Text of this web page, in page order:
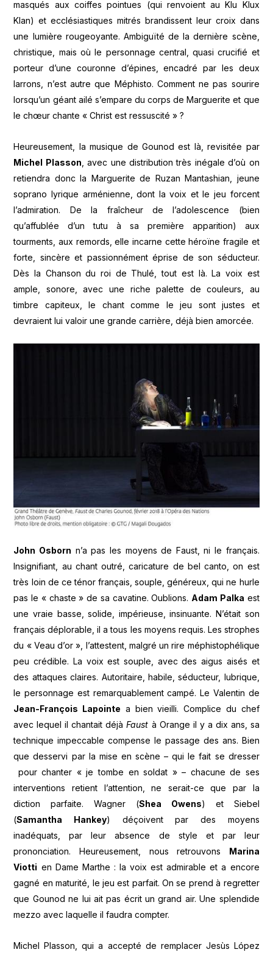
masqués aux coiffes pointues (qui renvoient au Klu Klux
Klan) et ecclésiastiques mitrés brandissent leur croix dans
une lumière rougeoyante. Ambiguïté de la dernière scène,
christique, mais où le personnage central, quasi crucifié et
porteur d’une couronne d’épines, encadré par les deux
larrons, n’est autre que Méphisto. Comment ne pas sourire
lorsqu’un géant ailé s’empare du corps de Marguerite et que
le chœur chante « Christ est ressuscité » ?
Heureusement, la musique de Gounod est là, revisitée par
Michel Plasson , avec une distribution très inégale d’où on
retiendra donc la Marguerite de Ruzan Mantashian, jeune
soprano lyrique arménienne, dont la voix et le jeu forcent
l’admiration. De la fraîcheur de l’adolescence (bien
qu’affublée d’un tutu à sa première apparition) aux
tourments, aux remords, elle incarne cette héroïne fragile et
forte, sincère et passionnément éprise de son séducteur.
Dès la Chanson du roi de Thulé, tout est là. La voix est
ample, sonore, avec une riche palette de couleurs, au
timbre capiteux, le chant comme le jeu sont justes et
devraient lui valoir une grande carrière, déjà bien amorcée.
John Osborn n’a pas les moyens de Faust, ni le français.
Insignifiant, au chant outré, caricature de bel canto, on est
très loin de ce ténor français, souple, généreux, qui ne hurle
pas le « chaste » de sa cavatine. Oublions. Adam Palka est
une vraie basse, solide, impérieuse, insinuante. N’était son
français déplorable, il a tous les moyens requis. Les strophes
du « Veau d’or », l’attestent, malgré un rire méphistophélique
peu crédible. La voix est souple, avec des aigus aisés et
des attaques claires. Autoritaire, habile, séducteur, lubrique,
le personnage est remarquablement campé. Le Valentin de
Jean-François Lapointe a bien vieilli. Complice du chef
avec lequel il chantait déjàFaust à Orange il y a dix ans, sa
technique impeccable compense le passage des ans. Bien
que desservi par la mise en scène – qui le fait se dresser
pour chanter « je tombe en soldat » – chacune de ses
interventions retient l’attention, ne serait-ce que par la
diction parfaite. Wagner (Shea Owens) et Siebel
(Samantha Hankey) déçoivent par des moyens
inadéquats, par leur absence de style et par leur
prononciation. Heureusement, nous retrouvons Marina
Viotti en Dame Marthe : la voix est admirable et a encore
gagné en maturité, le jeu est parfait. On se prend à regretter
que Gounod ne lui ait pas écrit un grand air. Une splendide
mezzo avec laquelle il faudra compter.
Michel Plasson, qui a accepté de remplacer Jesùs López